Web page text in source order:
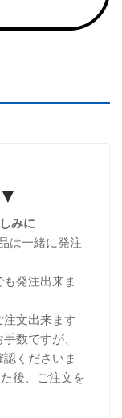
みに
は一緒に発注
発注出来ま
文出来ます
数ですが、
くださいま
後、ご注文を